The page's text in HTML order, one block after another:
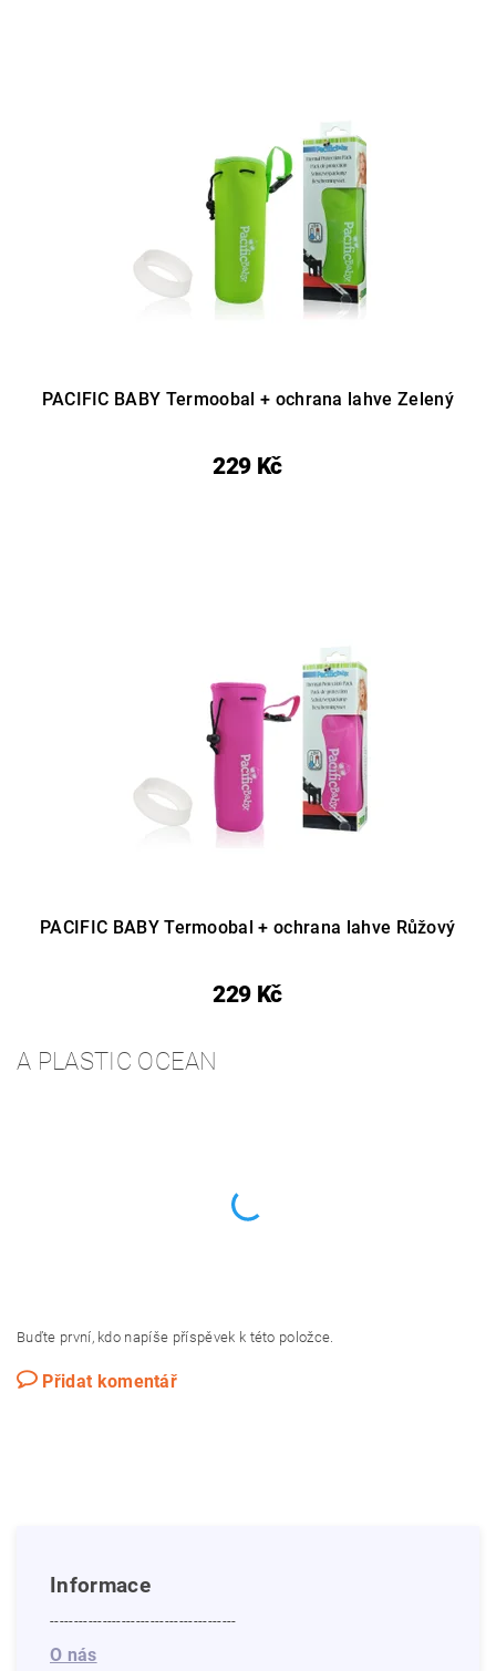
PACIFIC BABY Termoobal + ochrana lahve Zelený
229 Kč
PACIFIC BABY Termoobal + ochrana lahve Růžový
229 Kč
A PLASTIC OCEAN
Buďte první, kdo napíše příspěvek k této položce.
Přidat komentář
Informace
---------------------------------------
O nás